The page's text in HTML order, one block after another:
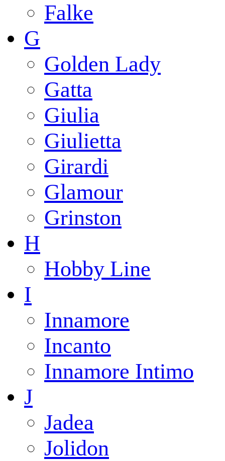
Falke
G
Golden Lady
Gatta
Giulia
Giulietta
Girardi
Glamour
Grinston
H
Hobby Line
I
Innamore
Incanto
Innamore Intimo
J
Jadea
Jolidon